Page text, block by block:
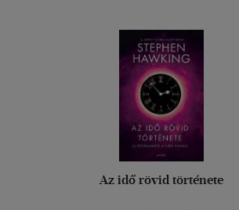
Az idő rövid története